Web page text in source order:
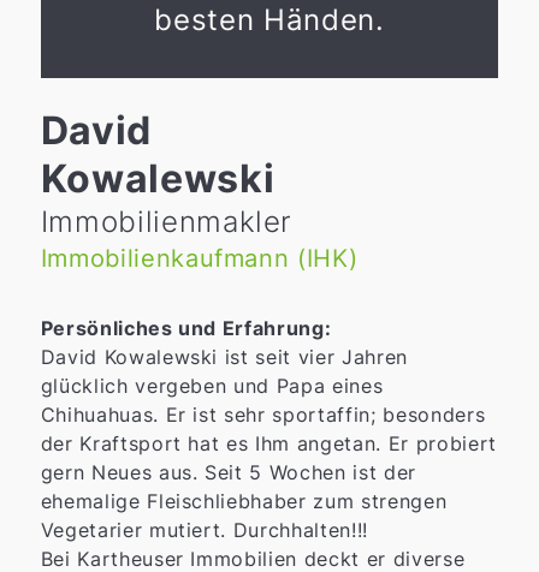
besten Händen.
David
Kowalewski
Immobilienmakler
Immobilienkaufmann (IHK)
Persönliches und Erfahrung:
David Kowalewski ist seit vier Jahren
glücklich vergeben und Papa eines
Chihuahuas. Er ist sehr sportaffin; besonders
der Kraftsport hat es Ihm angetan. Er probiert
gern Neues aus. Seit 5 Wochen ist der
ehemalige Fleischliebhaber zum strengen
Vegetarier mutiert. Durchhalten!!!
Bei Kartheuser Immobilien deckt er diverse